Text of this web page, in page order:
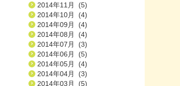
2014年11月 (5)
2014年10月 (4)
2014年09月 (4)
2014年08月 (4)
2014年07月 (3)
2014年06月 (5)
2014年05月 (4)
2014年04月 (3)
2014年03月 (5)